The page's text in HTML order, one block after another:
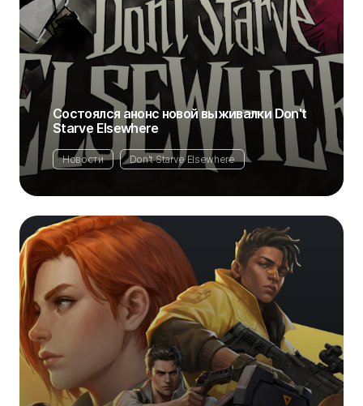
Состоялся анонс новой выживалки Don't
Starve Elsewhere
Новости Don't Starve Elsewhere